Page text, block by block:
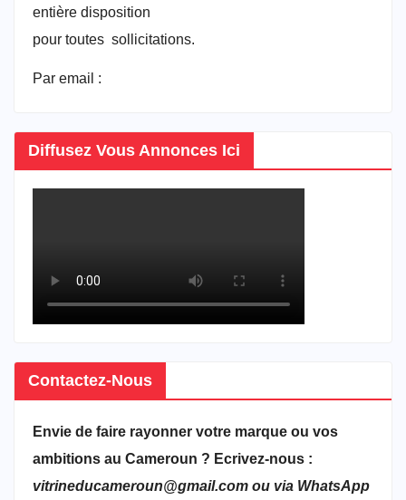
entière disposition
pour toutes sollicitations.
Par email :
Diffusez Vous Annonces Ici
Contactez-Nous
Envie de faire rayonner votre marque ou vos
ambitions au Cameroun ? Ecrivez-nous :
vitrineducameroun@gmail.com ou via WhatsApp